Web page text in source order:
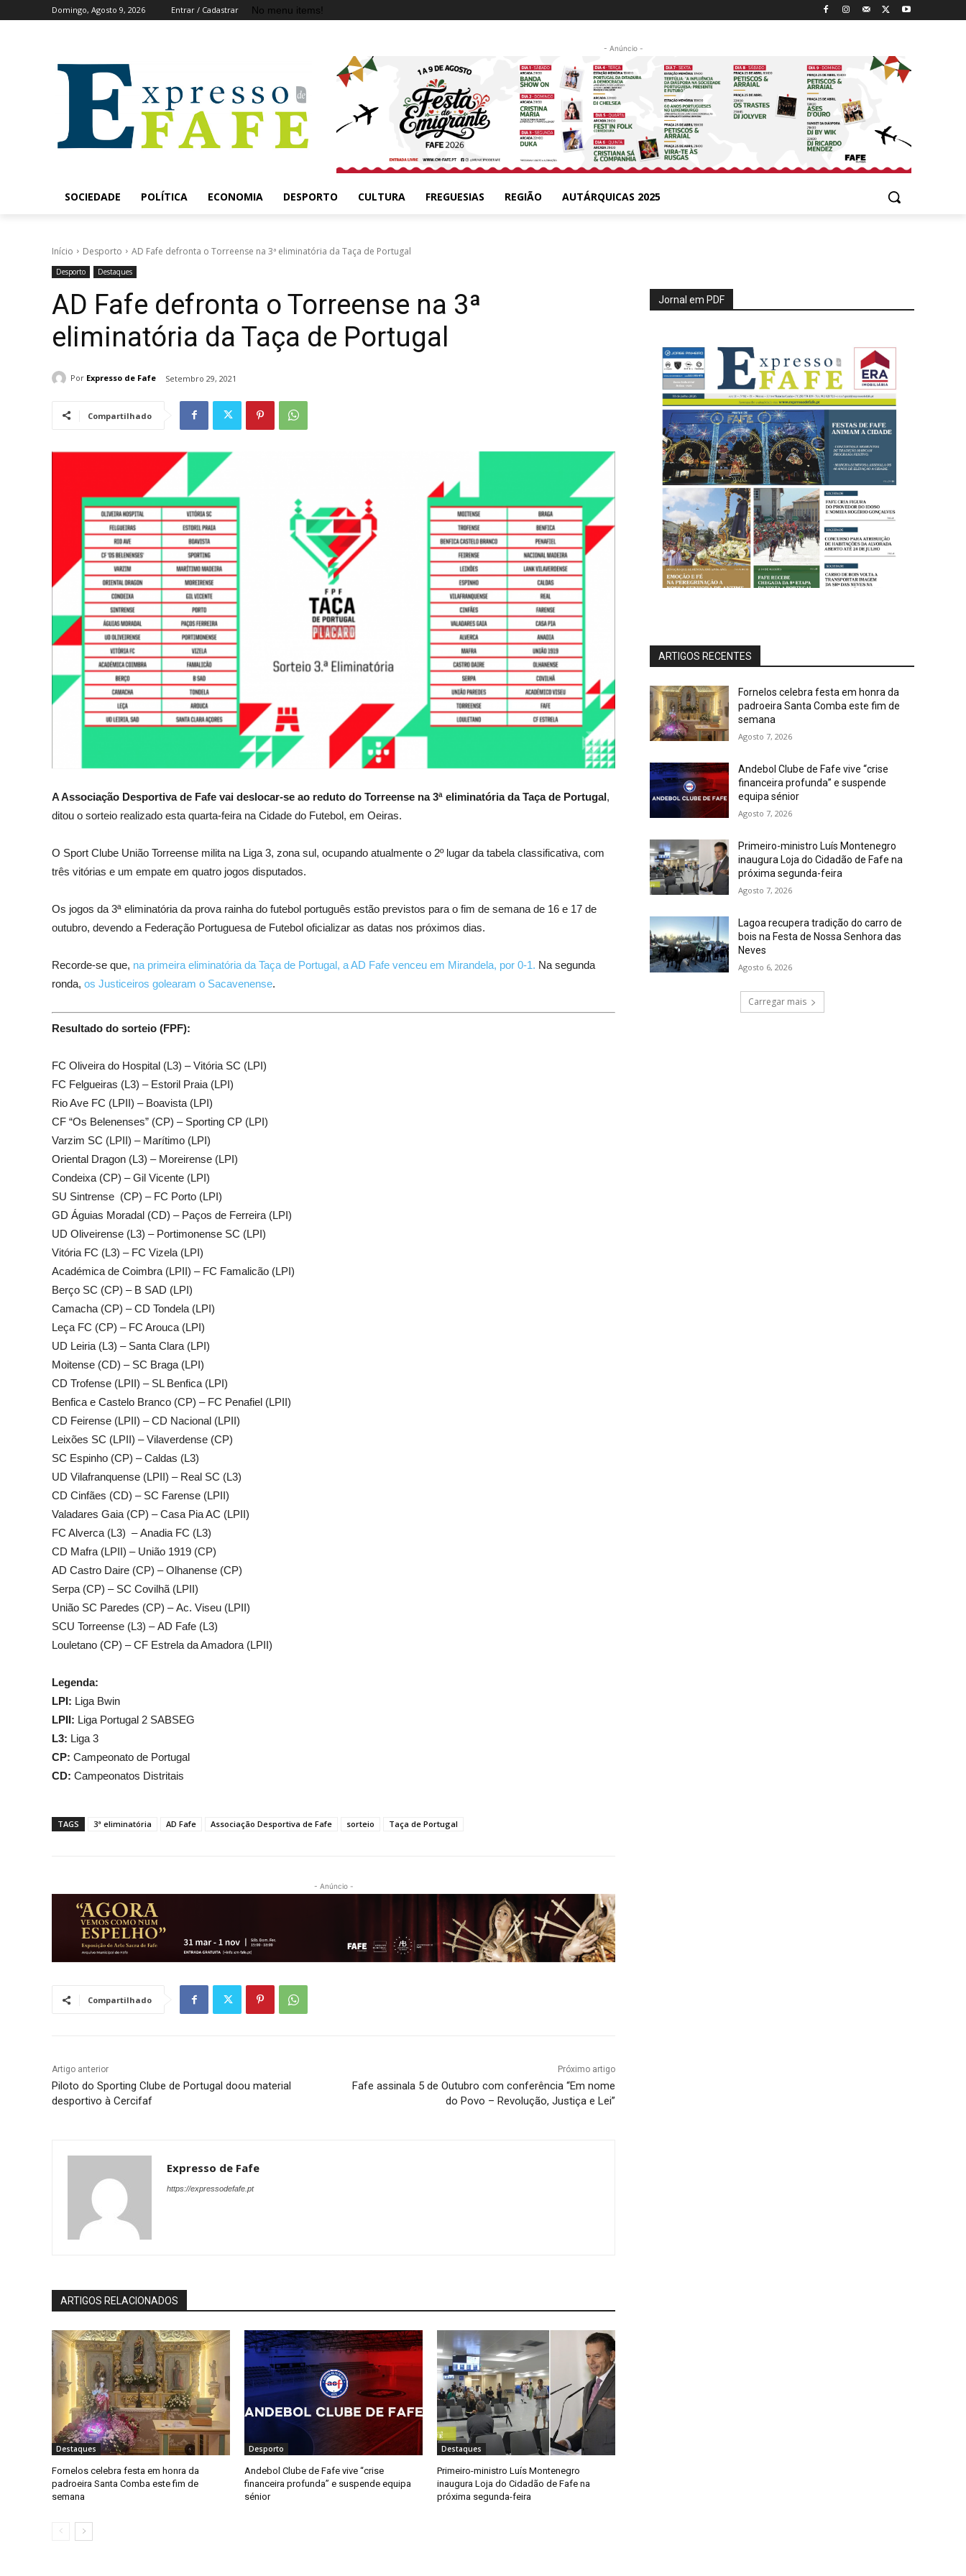
Domingo, Agosto 9, 2026 Entrar / Cadastrar No menu items!
- Anúncio -
SOCIEDADE POLÍTICA ECONOMIA DESPORTO CULTURA FREGUESIAS REGIÃO AUTÁRQUICAS 2025
Início Desporto AD Fafe defronta o Torreense na 3ª eliminatória da Taça de Portugal
Desporto Destaques
AD Fafe defronta o Torreense na 3ª
eliminatória da Taça de Portugal
Por Expresso de Fafe Setembro 29, 2021
Compartilhado
A Associação Desportiva de Fafe vai deslocar-se ao reduto do Torreense na 3ª eliminatória da Taça de Portugal,
ditou o sorteio realizado esta quarta-feira na Cidade do Futebol, em Oeiras.
O Sport Clube União Torreense milita na Liga 3, zona sul, ocupando atualmente o 2º lugar da tabela classificativa, com
três vitórias e um empate em quatro jogos disputados.
Os jogos da 3ª eliminatória da prova rainha do futebol português estão previstos para o fim de semana de 16 e 17 de
outubro, devendo a Federação Portuguesa de Futebol oficializar as datas nos próximos dias.
Recorde-se que, na primeira eliminatória da Taça de Portugal, a AD Fafe venceu em Mirandela, por 0-1. Na segunda
ronda, os Justiceiros golearam o Sacavenense.
Resultado do sorteio (FPF):
FC Oliveira do Hospital (L3) – Vitória SC (LPI)
FC Felgueiras (L3) – Estoril Praia (LPI)
Rio Ave FC (LPII) – Boavista (LPI)
CF “Os Belenenses” (CP) – Sporting CP (LPI)
Varzim SC (LPII) – Marítimo (LPI)
Oriental Dragon (L3) – Moreirense (LPI)
Condeixa (CP) – Gil Vicente (LPI)
SU Sintrense (CP) – FC Porto (LPI)
GD Águias Moradal (CD) – Paços de Ferreira (LPI)
UD Oliveirense (L3) – Portimonense SC (LPI)
Vitória FC (L3) – FC Vizela (LPI)
Académica de Coimbra (LPII) – FC Famalicão (LPI)
Berço SC (CP) – B SAD (LPI)
Camacha (CP) – CD Tondela (LPI)
Leça FC (CP) – FC Arouca (LPI)
UD Leiria (L3) – Santa Clara (LPI)
Moitense (CD) – SC Braga (LPI)
CD Trofense (LPII) – SL Benfica (LPI)
Benfica e Castelo Branco (CP) – FC Penafiel (LPII)
CD Feirense (LPII) – CD Nacional (LPII)
Leixões SC (LPII) – Vilaverdense (CP)
SC Espinho (CP) – Caldas (L3)
UD Vilafranquense (LPII) – Real SC (L3)
CD Cinfães (CD) – SC Farense (LPII)
Valadares Gaia (CP) – Casa Pia AC (LPII)
FC Alverca (L3) – Anadia FC (L3)
CD Mafra (LPII) – União 1919 (CP)
AD Castro Daire (CP) – Olhanense (CP)
Serpa (CP) – SC Covilhã (LPII)
União SC Paredes (CP) – Ac. Viseu (LPII)
SCU Torreense (L3) – AD Fafe (L3)
Louletano (CP) – CF Estrela da Amadora (LPII)
Legenda:
LPI: Liga Bwin
LPII: Liga Portugal 2 SABSEG
L3: Liga 3
CP: Campeonato de Portugal
CD: Campeonatos Distritais
TAGS 3ª eliminatória AD Fafe Associação Desportiva de Fafe sorteio Taça de Portugal
- Anúncio -
Compartilhado
Artigo anterior
Piloto do Sporting Clube de Portugal doou material
desportivo à Cercifaf
Próximo artigo
Fafe assinala 5 de Outubro com conferência “Em nome
do Povo – Revolução, Justiça e Lei”
Expresso de Fafe
https://expressodefafe.pt
ARTIGOS RELACIONADOS
Destaques
Fornelos celebra festa em honra da
padroeira Santa Comba este fim de
semana
Desporto
Andebol Clube de Fafe vive “crise
financeira profunda” e suspende equipa
sénior
Destaques
Primeiro-ministro Luís Montenegro
inaugura Loja do Cidadão de Fafe na
próxima segunda-feira
Jornal em PDF
ARTIGOS RECENTES
Fornelos celebra festa em honra da
padroeira Santa Comba este fim de
semana
Agosto 7, 2026
Andebol Clube de Fafe vive “crise
financeira profunda” e suspende
equipa sénior
Agosto 7, 2026
Primeiro-ministro Luís Montenegro
inaugura Loja do Cidadão de Fafe na
próxima segunda-feira
Agosto 7, 2026
Lagoa recupera tradição do carro de
bois na Festa de Nossa Senhora das
Neves
Agosto 6, 2026
Carregar mais